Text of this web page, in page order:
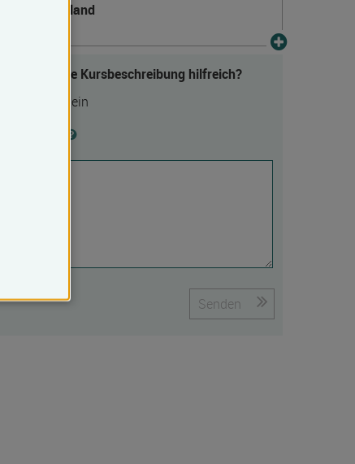
Deutschland
Fanden Sie die Kursbeschreibung hilfreich?
Nein
Senden